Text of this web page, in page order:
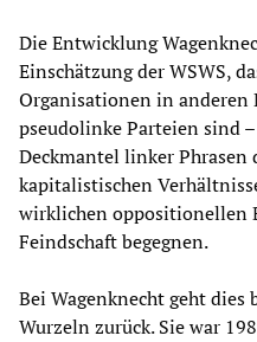
Die Entwicklung
Einschätzung der WSWS,
Organisationen in anderen
pseudolinke Parteien sind
Deckmantel linker Phrasen
kapitalistischen
wirklichen oppositionellen
Feindschaft begegnen.
Bei Wagenknecht geht
Wurzeln zurück. Sie war